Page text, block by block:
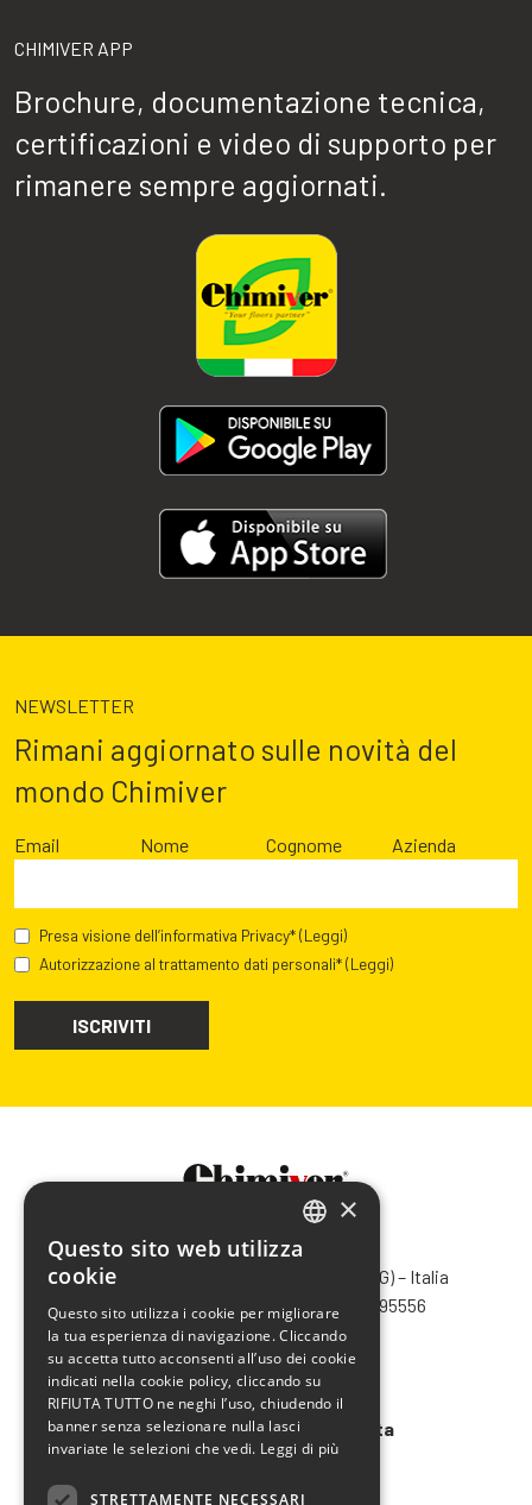
CHIMIVER APP
Brochure, documentazione tecnica,
certificazioni e video di supporto per
rimanere sempre aggiornati.
NEWSLETTER
Rimani aggiornato sulle novità del
mondo Chimiver
Email Nome Cognome Azienda
Presa visione dell’informativa Privacy*(Leggi)
Autorizzazione al trattamento dati personali*(Leggi)
CHIMIVER PANSERI S.p.A.
Via Bergamo, 1401 – 24030 Pontida (BG) – Italia
Tel.
+39 035 795031
– Fax +39 035 795556
info@chimiver.com
Faq
Condizioni generali di vendita
FRENCH
SPANISH
×
Questo sito web utilizza
cookie
Questo sito utilizza i cookie per migliorare
la tua esperienza di navigazione. Cliccando
su accetta tutto acconsenti all’uso dei cookie
indicati nella cookie policy, cliccando su
RIFIUTA TUTTO ne neghi l’uso, chiudendo il
banner senza selezionare nulla lasci
invariate le selezioni che vedi. Leggi di più
STRETTAMENTE NECESSARI